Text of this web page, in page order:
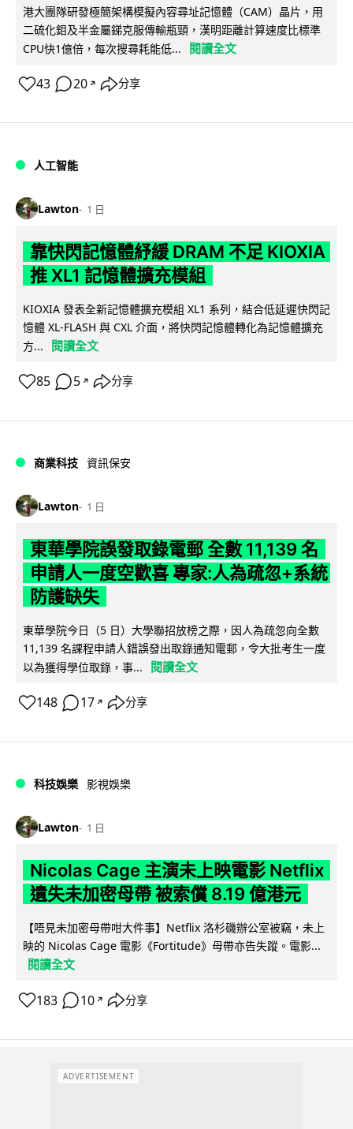
港大團隊研發極簡架構模擬內容尋址記憶體（CAM）晶片，用
二硫化鉬及半金屬銻克服傳輸瓶頸，漢明距離計算速度比標準
CPU快1億倍，每次搜尋耗能低...
閱讀全文
43 20 ↗ 分享
人工智能
Lawton 1 日
靠快閃記憶體紓緩 DRAM 不足 KIOXIA
推 XL1 記憶體擴充模組
KIOXIA 發表全新記憶體擴充模組 XL1 系列，結合低延遲快閃記
憶體 XL-FLASH 與 CXL 介面，將快閃記憶體轉化為記憶體擴充
方...
閱讀全文
85 5 ↗ 分享
商業科技 資訊保安
Lawton 1 日
東華學院誤發取錄電郵 全數 11,139 名
申請人一度空歡喜 專家:人為疏忽+系統
防護缺失
東華學院今日（5 日）大學聯招放榜之際，因人為疏忽向全數
11,139 名課程申請人錯誤發出取錄通知電郵，令大批考生一度
以為獲得學位取錄，事...
閱讀全文
148 17 ↗ 分享
科技娛樂 影視娛樂
Lawton 1 日
Nicolas Cage 主演未上映電影 Netflix
遺失未加密母帶 被索償 8.19 億港元
【唔見未加密母帶咁大件事】Netflix 洛杉磯辦公室被竊，未上
映的 Nicolas Cage 電影《Fortitude》母帶亦告失蹤。電影...
閱讀全文
183 10 ↗ 分享
ADVERTISEMENT